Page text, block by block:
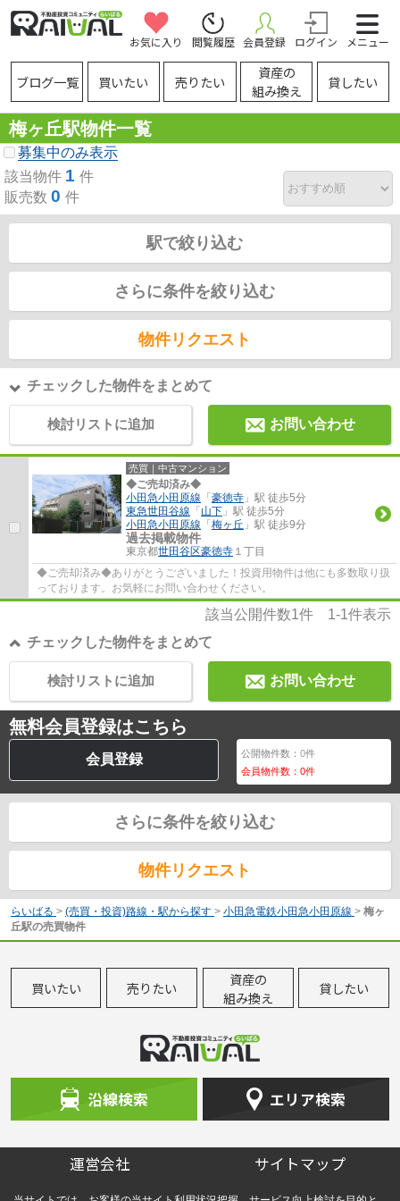
お気に入り 閲覧履歴 会員登録 ログイン メニュー
ブログ一覧 買いたい 売りたい
資産の
組み換え
貸したい
梅ヶ丘駅物件一覧
募集中のみ表示
該当物件 1 件
販売数 0 件
駅で絞り込む
さらに条件を絞り込む
物件リクエスト
チェックした物件をまとめて
検討リストに追加 お問い合わせ
売買｜中古マンション
◆ご売却済み◆
小田急小田原線 「豪徳寺 」駅 徒歩5分
東急世田谷線 「山下 」駅 徒歩5分
小田急小田原線 「梅ヶ丘 」駅 徒歩9分
過去掲載物件
東京都世田谷区豪徳寺 １丁目
◆ご売却済み◆ありがとうございました！投資用物件は他にも多数取り扱
っております。お気軽にお問い合わせください。
該当公開件数1件 1-1件表示
チェックした物件をまとめて
お問い合わせ
検討リストに追加
無料会員登録はこちら
会員登録 公開物件数：0件
会員物件数：0件
さらに条件を絞り込む
物件リクエスト
らいばる > (売買・投資)路線・駅から探す > 小田急電鉄小田急小田原線 > 梅ヶ
丘駅の売買物件
買いたい 売りたい
資産の
組み換え
貸したい
沿線検索 エリア検索
運営会社 サイトマップ